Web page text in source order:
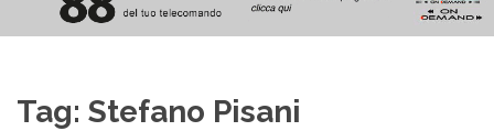
contenuto
Tag: Stefano Pisani